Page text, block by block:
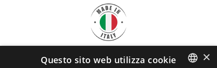
SCARICA
×
Questo sito web utilizza cookie